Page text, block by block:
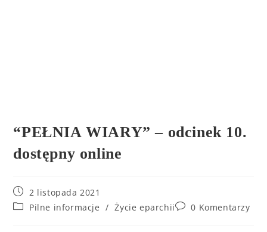
“PEŁNIA WIARY” – odcinek 10.
dostępny online
2 listopada 2021
Pilne informacje / Życie eparchii 0 Komentarzy